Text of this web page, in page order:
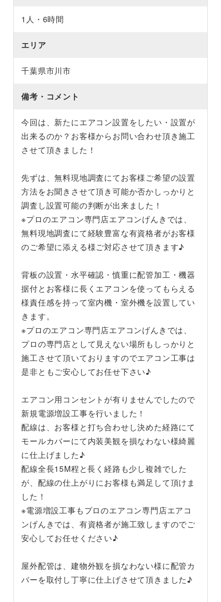
1人・6時間
エリア
千葉県市川市
備考・コメント
今回は、新たにエアコン設置をしたい・設置が
出来るのか？お客様からお問い合わせ頂き施工
させて頂きました！
先ずは、無料現地調査にてお客様ご希望の設置
方法をお聞きさせて頂き可能か否かしっかりと
調査し設置可能の判断が出来ました！
※プロのエアコン専門店エアコンげんきでは、
無料現地調査にて経験豊富な有資格者がお客様
のご希望に添える様ご対応させて頂きます♪
背板の設置・水平確認・慎重に配管加工・機器
据付とお客様に長くエアコンを使ってもらえる
様責任感を持って室内機・室外機を設置してい
きます。
※プロのエアコン専門店エアコンげんきでは、
プロの専門店として見えない場所もしっかりと
施工させて頂いておりますのでエアコン工事は
是非ともご安心してお任せ下さい♪
エアコン用コンセントが有りませんでしたので
新規電源増設工事を行いました！
配線は、お客様と打ち合わせし決めた経路にて
モールカバーにて内装美観を損なわない様綺麗
に仕上げました♪
配線全長15M程と長く経路も少し複雑でした
が、配線の仕上がりにお客様も満足して頂けま
した！
※電源増設工事もプロのエアコン専門店エアコ
ンげんきでは、有資格者が施工致しますのでご
安心してお任せください♪
屋外配管は、建物外観を損なわない様に配管カ
バーを取付し丁寧に仕上げさせて頂きました♪